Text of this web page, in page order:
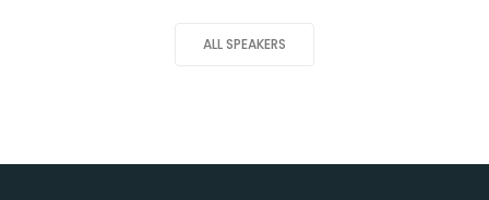
ALL SPEAKERS